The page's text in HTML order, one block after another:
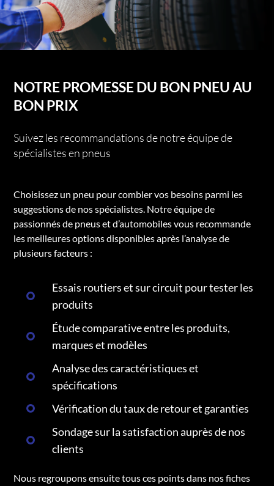
NOTRE PROMESSE DU BON PNEU AU
BON PRIX
Suivez les recommandations de notre équipe de
spécialistes en pneus
Choisissez un pneu pour combler vos besoins parmi les
suggestions de nos spécialistes. Notre équipe de
passionnés de pneus et d’automobiles vous recommande
les meilleures options disponibles après l’analyse de
plusieurs facteurs :
Essais routiers et sur circuit pour tester les
produits
Étude comparative entre les produits,
marques et modèles
Analyse des caractéristiques et
spécifications
Vérification du taux de retour et garanties
Sondage sur la satisfaction auprès de nos
clients
Nous regroupons ensuite tous ces points dans nos fiches